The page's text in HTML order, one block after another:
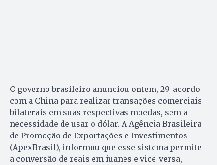
O governo brasileiro anunciou ontem, 29, acordo
com a China para realizar transações comerciais
bilaterais em suas respectivas moedas, sem a
necessidade de usar o dólar. A Agência Brasileira
de Promoção de Exportações e Investimentos
(ApexBrasil), informou que esse sistema permite
a conversão de reais em iuanes e vice-versa,